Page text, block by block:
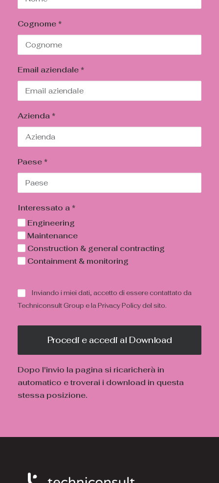
Cognome *
Email aziendale *
Azienda *
Paese *
Interessato a *
Engineering
Maintenance
Construction & general contracting
Containment & monitoring
Inviando i miei dati, accetto di essere contattato da
Techniconsult Group e laPrivacy Policydel sito.
Dopo l'invio la pagina si ricaricherà in
automatico e troverai i download in questa
stessa posizione.